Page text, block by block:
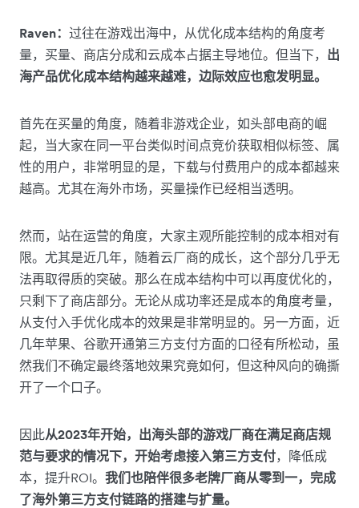
Raven： 过往在游戏出海中，从优化成本结构的角度考
量，买量、商店分成和云成本占据主导地位。但当下， 出
海产品优化成本结构越来越难，边际效应也愈发明显。
首先在买量的角度，随着非游戏企业，如头部电商的崛
起，当大家在同一平台类似时间点竞价获取相似标签、属
性的用户，非常明显的是，下载与付费用户的成本都越来
越高。尤其在海外市场，买量操作已经相当透明。
然而，站在运营的角度，大家主观所能控制的成本相对有
限。尤其是近几年，随着云厂商的成长，这个部分几乎无
法再取得质的突破。那么在成本结构中可以再度优化的，
只剩下了商店部分。无论从成功率还是成本的角度考量，
从支付入手优化成本的效果是非常明显的。另一方面，近
几年苹果、谷歌开通第三方支付方面的口径有所松动，虽
然我们不确定最终落地效果究竟如何，但这种风向的确撕
开了一个口子。
因此从2023年开始，出海头部的游戏厂商在满足商店规
范与要求的情况下，开始考虑接入第三方支付，降低成
本，提升ROI。 我们也陪伴很多老牌厂商从零到一，完成
了海外第三方支付链路的搭建与扩量。